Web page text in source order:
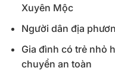
Xuyên Mộc
Người dân địa
Gia đình có trẻ nhỏ
chuyển an toàn